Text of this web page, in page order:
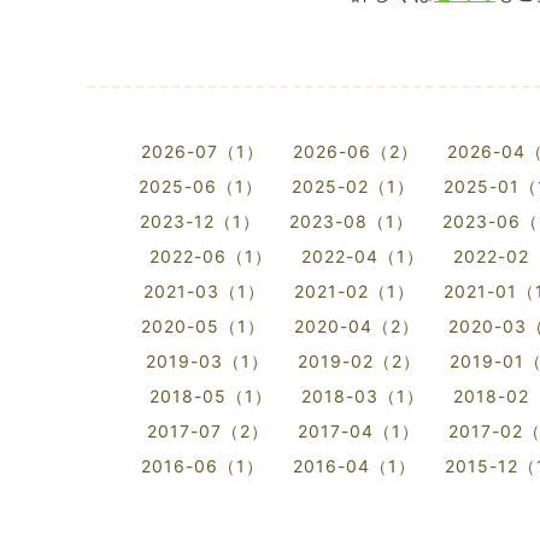
2026-07（1） 2026-06（2）
2026-04
2025-06（1）
2025-02（1）
2025-01（
2023-12（1）
2023-08（1）
2023-06（
2022-06（1）
2022-04（1）
2022-02
2021-03（1）
2021-02（1）
2021-01（
2020-05（1）
2020-04（2）
2020-03
2019-03（1）
2019-02（2）
2019-01
2018-05（1）
2018-03（1）
2018-02
2017-07（2）
2017-04（1）
2017-02
2016-06（1）
2016-04（1） 2015-12（